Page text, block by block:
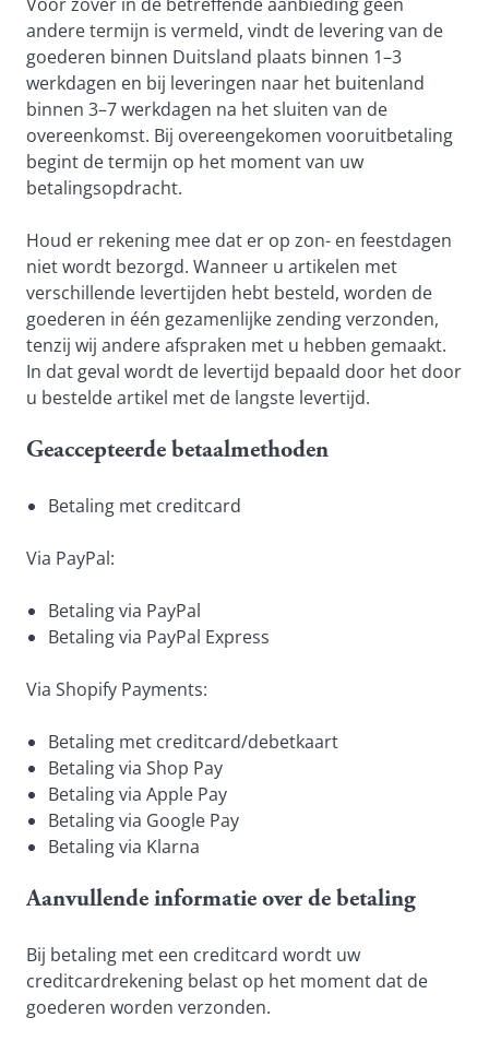
andere termijn is vermeld, vindt de levering van de
goederen binnen Duitsland plaats binnen 1–3
werkdagen en bij leveringen naar het buitenland
binnen 3–7 werkdagen na het sluiten van de
overeenkomst. Bij overeengekomen vooruitbetaling
begint de termijn op het moment van uw
betalingsopdracht.
Houd er rekening mee dat er op zon- en feestdagen
niet wordt bezorgd. Wanneer u artikelen met
verschillende levertijden hebt besteld, worden de
goederen in één gezamenlijke zending verzonden,
tenzij wij andere afspraken met u hebben gemaakt.
In dat geval wordt de levertijd bepaald door het door
u bestelde artikel met de langste levertijd.
Geaccepteerde betaalmethoden
Betaling met creditcard
Via PayPal:
Betaling via PayPal
Betaling via PayPal Express
Via Shopify Payments:
Betaling met creditcard/debetkaart
Betaling via Shop Pay
Betaling via Apple Pay
Betaling via Google Pay
Betaling via Klarna
Aanvullende informatie over de betaling
Bij betaling met een creditcard wordt uw
creditcardrekening belast op het moment dat de
goederen worden verzonden.